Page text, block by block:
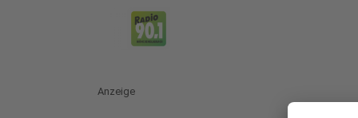
Anzeige